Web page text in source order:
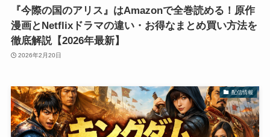
『今際の国のアリス』はAmazonで全巻読める！原作
漫画とNetflixドラマの違い・お得なまとめ買い方法を
徹底解説【2026年最新】
2026年2月20日
配信情報